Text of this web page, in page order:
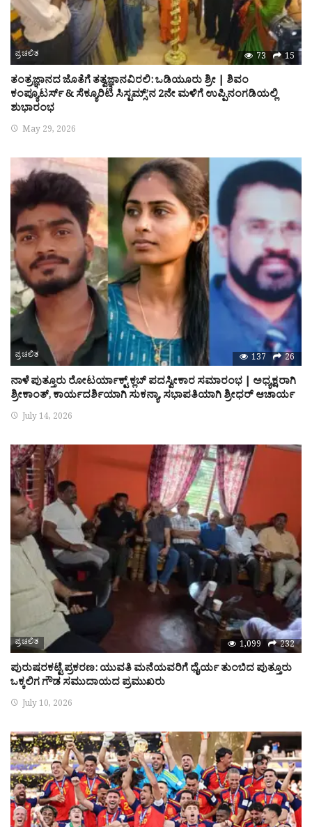
ಪ್ರಚಲಿತ 73 15
ತಂತ್ರಜ್ಞಾನದ ಜೊತೆಗೆ ತತ್ವಜ್ಞಾನವಿರಲಿ: ಒಡಿಯೂರು ಶ್ರೀ | ಶಿವಂ
ಕಂಪ್ಯೂಟರ್ಸ್ & ಸೆಕ್ಯೂರಿಟಿ ಸಿಸ್ಟಮ್ಸ್’ನ 2ನೇ ಮಳಿಗೆ ಉಪ್ಪಿನಂಗಡಿಯಲ್ಲಿ
ಶುಭಾರಂಭ
May 29, 2026
ಪ್ರಚಲಿತ 137 26
ನಾಳೆ ಪುತ್ತೂರು ರೋಟರ್ಯಾಕ್ಟ್ ಕ್ಲಬ್ ಪದಸ್ವೀಕಾರ ಸಮಾರಂಭ | ಅಧ್ಯಕ್ಷರಾಗಿ
ಶ್ರೀಕಾಂತ್, ಕಾರ್ಯದರ್ಶಿಯಾಗಿ ಸುಕನ್ಯಾ, ಸಭಾಪತಿಯಾಗಿ ಶ್ರೀಧರ್ ಆಚಾರ್ಯ
July 14, 2026
ಪ್ರಚಲಿತ 1,099 232
ಪುರುಷರಕಟ್ಟೆ ಪ್ರಕರಣ: ಯುವತಿ ಮನೆಯವರಿಗೆ ಧೈರ್ಯ ತುಂಬಿದ ಪುತ್ತೂರು
ಒಕ್ಕಲಿಗ ಗೌಡ ಸಮುದಾಯದ ಪ್ರಮುಖರು
July 10, 2026